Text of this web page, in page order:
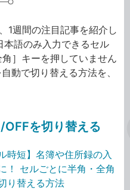
1週間の注目記事を紹介し
本語のみ入力できるセル
］キーを押していません
動で切り替える方法を、
OFFを切り替える
時短】名簿や住所録の入
！ セルごとに半角・全角
り替える方法